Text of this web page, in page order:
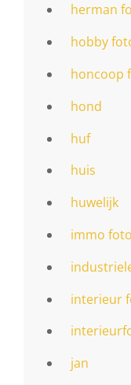
herman
hobby
honcoop
hond
huf
huis
huwelijk
immo
interieur
jan